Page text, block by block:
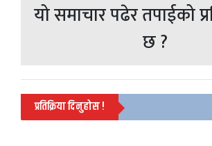
यो समाचार पढेर तपाईको
छ ?
प्रतिक्रिया दिनुहोस !